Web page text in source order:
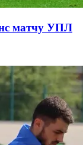
матчу УПЛ